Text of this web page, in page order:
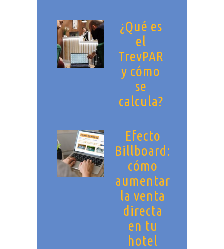
¿Qué es
el
TrevPAR
y cómo
se
calcula?
Efecto
Billboard:
cómo
aumentar
la venta
directa
en tu
hotel